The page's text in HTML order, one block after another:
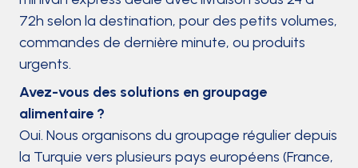
72h selon la destination, pour des petits volumes,
commandes de dernière minute, ou produits
urgents.
Avez-vous des solutions en groupage
alimentaire ?
Oui. Nous organisons du groupage régulier depuis
la Turquie vers plusieurs pays européens (France,